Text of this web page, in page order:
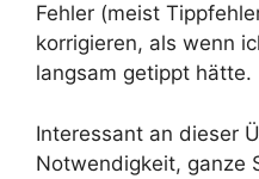
Fehler (meist
korrigieren, als wenn
langsam getippt hätte.
Interessant an dieser
Notwendigkeit, ganze